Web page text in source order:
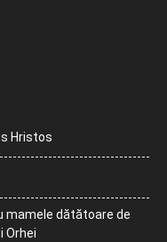
Hristos
mamele dătătoare de
Orhei